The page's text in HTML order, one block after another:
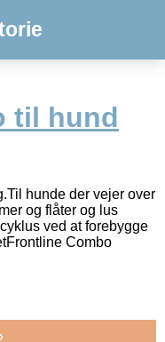
til hund
hunde der vejer over
og flåter og lus
ved at forebygge
Combo